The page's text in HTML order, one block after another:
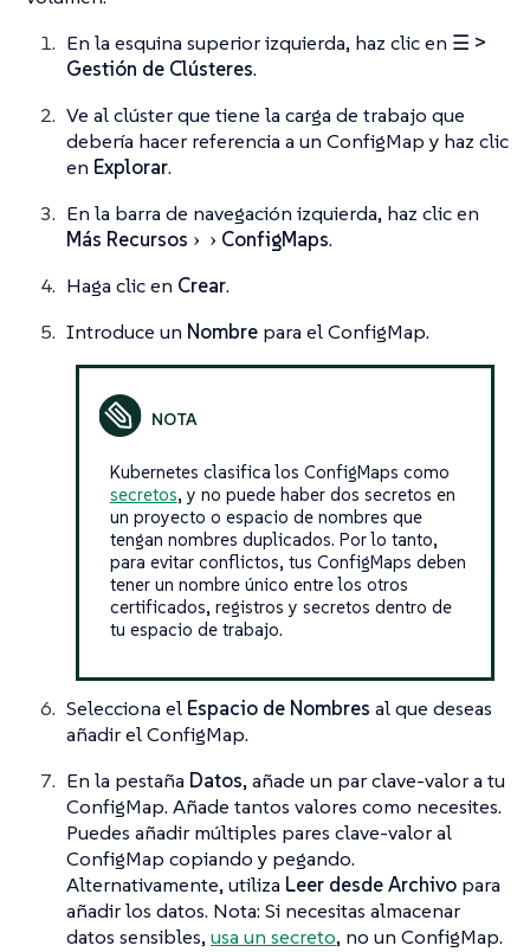
En la esquina superior izquierda, haz clic en ☰ >
Gestión de Clústeres.
Ve al clúster que tiene la carga de trabajo que
debería hacer referencia a un ConfigMap y haz clic
en Explorar.
En la barra de navegación izquierda, haz clic en
Más Recursos
ConfigMaps.
Haga clic en Crear.
Introduce un Nombre para el ConfigMap.
Kubernetes clasifica los ConfigMaps como
secretos, y no puede haber dos secretos en
un proyecto o espacio de nombres que
tengan nombres duplicados. Por lo tanto,
para evitar conflictos, tus ConfigMaps deben
tener un nombre único entre los otros
certificados, registros y secretos dentro de
tu espacio de trabajo.
Selecciona el Espacio de Nombres al que deseas
añadir el ConfigMap.
En la pestaña Datos, añade un par clave-valor a tu
ConfigMap. Añade tantos valores como necesites.
Puedes añadir múltiples pares clave-valor al
ConfigMap copiando y pegando.
Alternativamente, utiliza Leer desde Archivo para
añadir los datos. Nota: Si necesitas almacenar
datos sensibles,usa un secreto, no un ConfigMap.